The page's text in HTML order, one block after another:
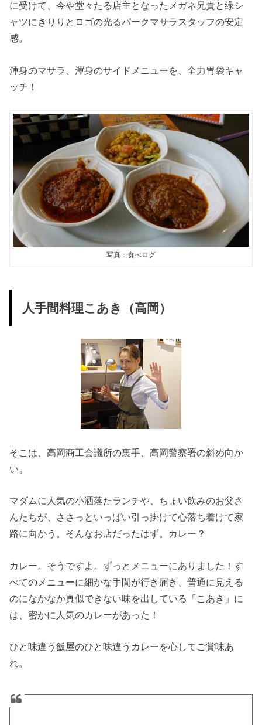
に受けて、今や堂々たる店主となったメガネ兄貴と緑シ
ャツにきりりとロゴの光るパークマサラスタッフの安定
感。
渾身のマサラ、渾身のサイドメニューを、全力胃袋キャ
ッチ！
写真：食べログ
人手間料理こあき（高岡）
そこは、高岡商工会議所の裏手、高岡警察署の斜め向か
い。
マダムに人気の小洒落たランチや、ちょい飲みのお父さ
んたちが、ささっといっぱい引っ掛けて心落ち着けて家
路に向かう。そんなお店だったはず。カレー？
カレー。そうですよ。ずっとメニューにありました！す
べてのメニューに細かな手間が行き届き、普通に見える
のになかなか真似できない味を出している「こあき」に
は、密かに人気のカレーがあった！
ひと味違う飯屋のひと味違うカレーを心してご賞味あ
れ。